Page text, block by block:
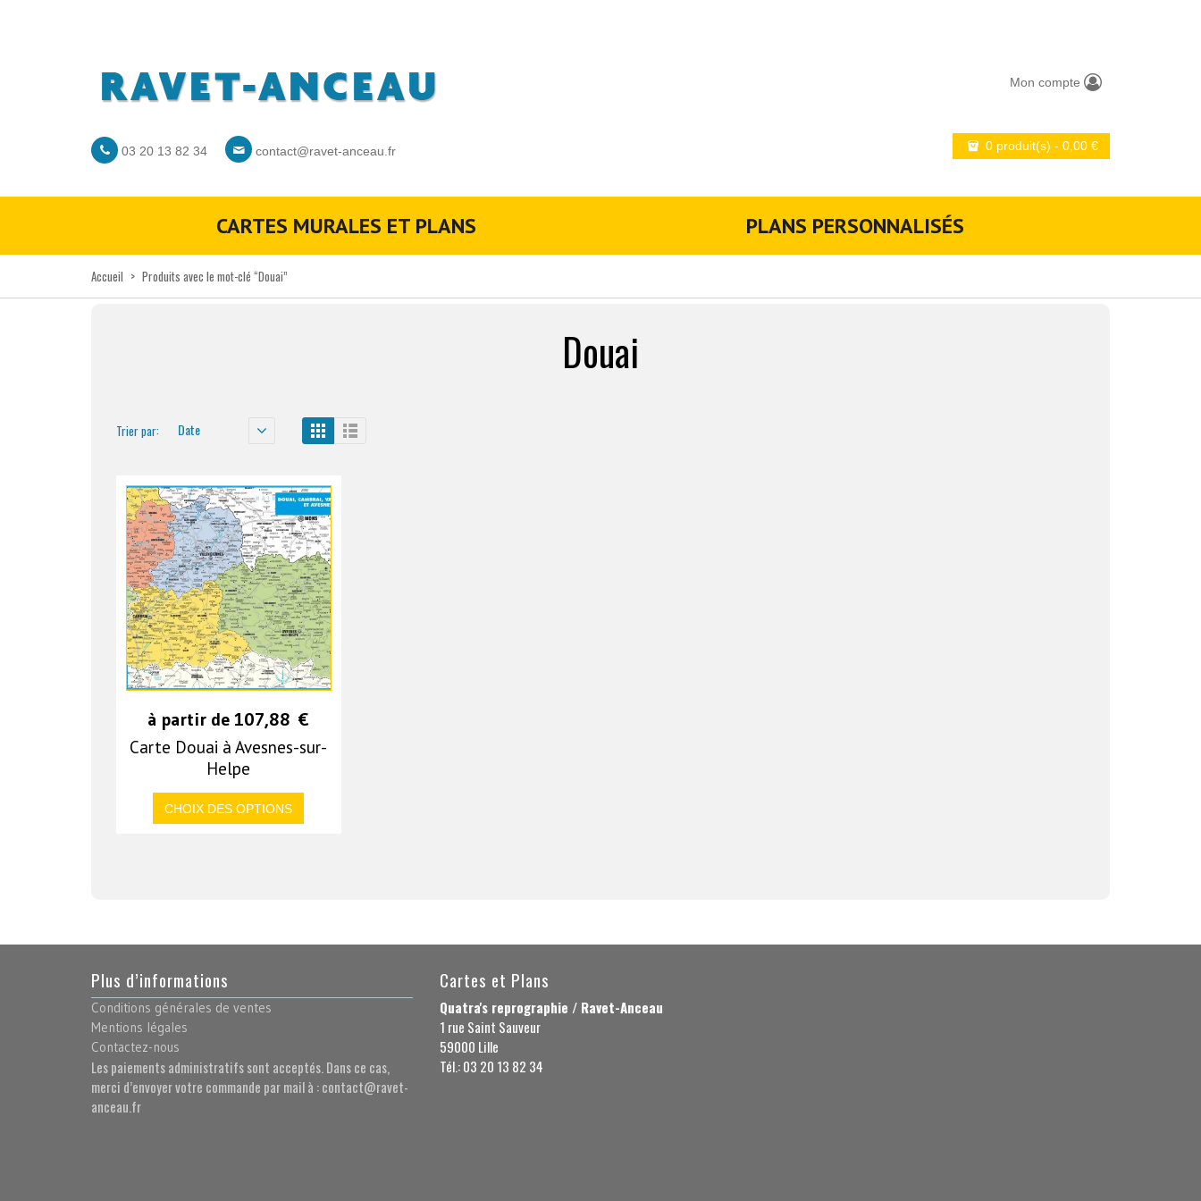
03 20 13 82 34 contact@ravet-anceau.fr
Mon compte
0 produit(s) - 0,00 €
CARTES MURALES ET PLANS PLANS PERSONNALISÉS
Accueil > Produits avec le mot-clé “Douai”
Douai
Trier par: Date
à partir de107,88 €
Carte Douai à Avesnes-sur-
Helpe
CHOIX DES OPTIONS
Plus d’informations
Conditions générales de ventes
Mentions légales
Contactez-nous
Les paiements administratifs sont acceptés. Dans ce cas,
merci d’envoyer votre commande par mail à : contact@ravet-
anceau.fr
Cartes et Plans
Quatra's reprographie / Ravet-Anceau
1 rue Saint Sauveur
59000 Lille
Tél.: 03 20 13 82 34